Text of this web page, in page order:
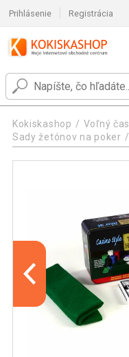
Prihlásenie Registrácia
Kokiskashop Voľný čas
Sady žetónov na poker